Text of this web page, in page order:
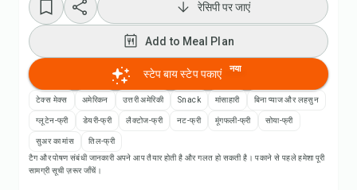
रेसिपी वीडियो देखें
Add to Meal Plan
Add to Shopping List
रेसिपी पर जाएं
Add to Meal Plan
स्टेप बाय स्टेप पकाएं नया
टेक्स मेक्स अमेरिकन उत्तरी अमेरिकी Snack मांसाहारी बिना प्याज और लहसुन
ग्लूटेन-फ्री डेयरी-फ्री लैक्टोज-फ्री नट-फ्री मूंगफली-फ्री सोया-फ्री
सुअर का मांस
तिल-फ्री
टैग और पोषण संबंधी जानकारी अपने आप तैयार होती है और गलत हो सकती है। पकाने से पहले हमेशा पूरी
सामग्री सूची ज़रूर जाँचें।